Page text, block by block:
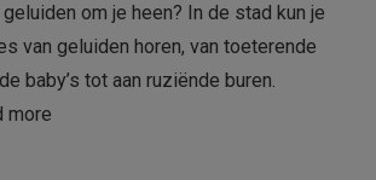
om je heen? In de stad kun je
van geluiden horen, van toeterende
baby’s tot aan ruziënde buren.
more